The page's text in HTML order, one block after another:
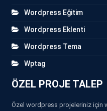
Wordpress Eğitim
Wordpress Eklenti
Wordpress Tema
Wptag
ÖZEL PROJE TALEP
Özel wordpress projeleriniz için